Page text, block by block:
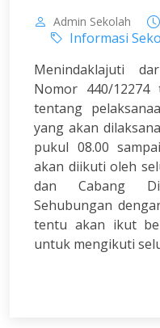
Admin Sekolah
Informasi
Menindaklajuti
Nomor 440/
tentang
yang akan
pukul 08.00
akan diikuti oleh
dan Cabang
Sehubungan
tentu akan ikut
untuk mengikuti